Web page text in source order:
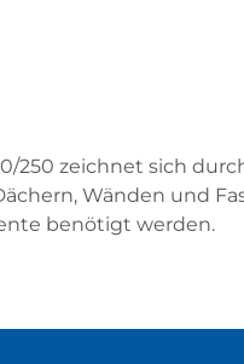
250 zeichnet sich
Wänden und
benötigt werden.